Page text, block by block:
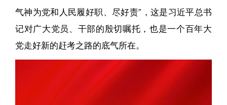
气神为党和人民履好职、尽好责”，这是习近平总书
记对广大党员、干部的殷切嘱托，也是一个百年大
党走好新的赶考之路的底气所在。